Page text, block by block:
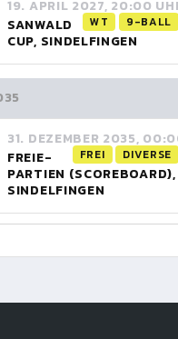
19. APRIL 2027, 20:00
WT 9-BALL
SANWALD
CUP, SINDELFINGEN
31. DEZEMBER 2035,
FREI DIVERSE
FREIE-
PARTIEN (SCOREBOARD),
SINDELFINGEN